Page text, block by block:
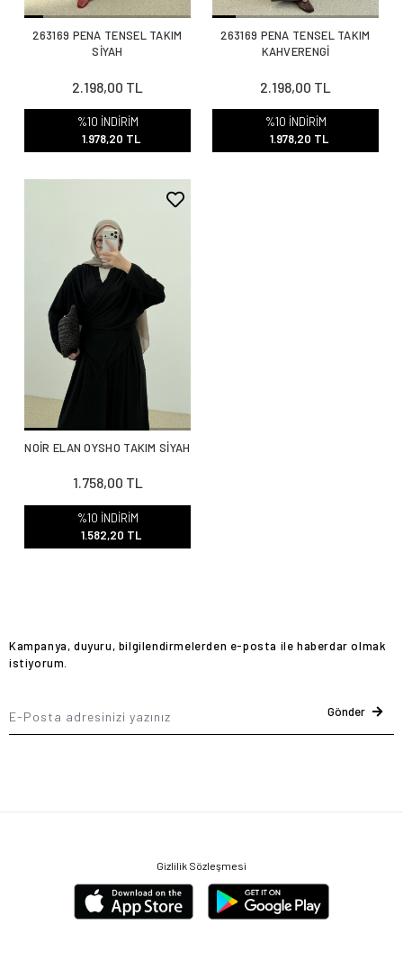
263169 PENA TENSEL TAKIM
SİYAH
2.198,00 TL
%10 İNDİRİM
1.978,20 TL
263169 PENA TENSEL TAKIM
KAHVERENGİ
2.198,00 TL
%10 İNDİRİM
1.978,20 TL
NOİR ELAN OYSHO TAKIM SİYAH
1.758,00 TL
%10 İNDİRİM
1.582,20 TL
Kampanya, duyuru, bilgilendirmelerden e-posta ile haberdar olmak
istiyorum.
Gönder
Gizlilik Sözleşmesi